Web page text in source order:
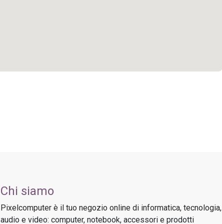
Chi siamo
Pixelcomputer è il tuo negozio online di informatica, tecnologia,
audio e video: computer, notebook, accessori e prodotti